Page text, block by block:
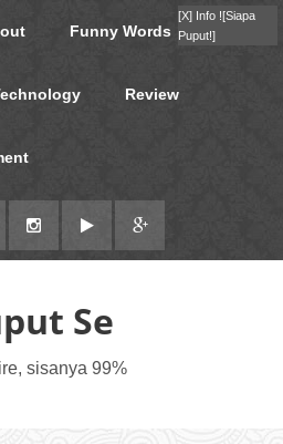
Funny Words
Review
Se
sisanya 99%
[X] Info ![Siapa
Puput!]